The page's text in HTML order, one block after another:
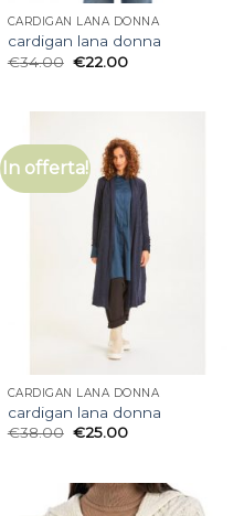
CARDIGAN LANA DONNA
cardigan lana donna
€34.00 €22.00
In offerta!
CARDIGAN LANA DONNA
cardigan lana donna
€38.00 €25.00